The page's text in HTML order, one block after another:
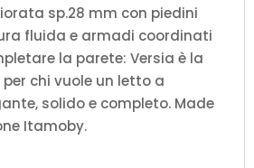
sp.28 mm con piedini
fluida e armadi coordinati
la parete: Versia è la
chi vuole un letto a
solido e completo. Made
Itamoby.